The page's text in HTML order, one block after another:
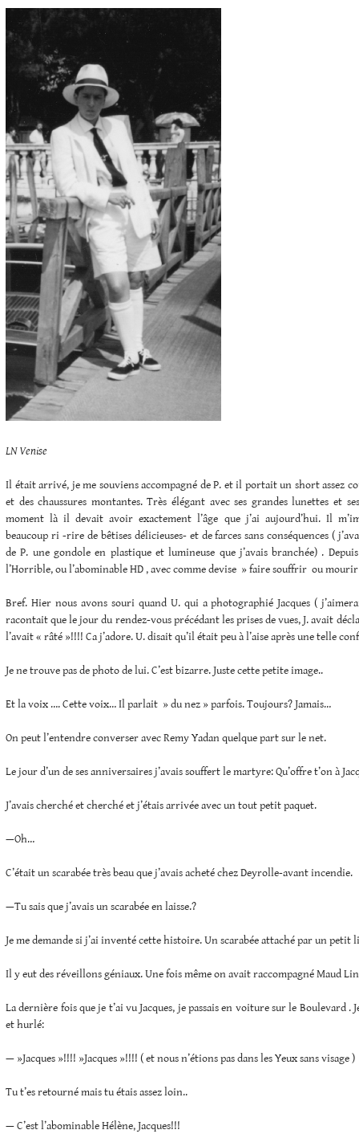
LN Venise
Il était arrivé, je me souviens accompagné de P. et il portait un short assez
et des chaussures montantes. Très élégant avec ses grandes lunettes et
moment là il devait avoir exactement l’âge que j’ai aujourd’hui. Il
beaucoup ri -rire de bêtises délicieuses- et de farces sans conséquences (
de P. une gondole en plastique et lumineuse que j’avais branchée) .
l’Horrible, ou l’abominable HD , avec comme devise » faire souffrir ou
Bref. Hier nous avons souri quand U. qui a photographié Jacques (
racontait que le jour du rendez-vous précédant les prises de vues, J. avait
l’avait « râté »!!!! Ca j’adore. U. disait qu’il était peu à l’aise après une telle
Je ne trouve pas de photo de lui. C’est bizarre. Juste cette petite image..
Et la voix …. Cette voix… Il parlait » du nez » parfois. Toujours? Jamais…
On peut l’entendre converser avec Remy Yadan quelque part sur le net.
Le jour d’un de ses anniversaires j’avais souffert le martyre: Qu’offre t’on à
J’avais cherché et cherché et j’étais arrivée avec un tout petit paquet.
—Oh…
C’était un scarabée très beau que j’avais acheté chez Deyrolle-avant incendie.
—Tu sais que j’avais un scarabée en laisse.?
Je me demande si j’ai inventé cette histoire. Un scarabée attaché par un petit
Il y eut des réveillons géniaux. Une fois même on avait raccompagné Maud
La dernière fois que je t’ai vu Jacques, je passais en voiture sur le Boulevard .
et hurlé:
— »Jacques »!!!! »Jacques »!!!! ( et nous n’étions pas dans les Yeux sans visage )
Tu t’es retourné mais tu étais assez loin..
— C’est l’abominable Hélène, Jacques!!!